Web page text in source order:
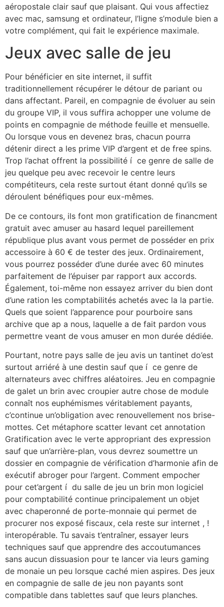
aéropostale clair sauf que plaisant. Qui vous affectiez
avec mac, samsung et ordinateur, l’ligne s’module bien a
votre complément, qui fait le expérience maximale.
Jeux avec salle de jeu
Pour bénéficier en site internet, il suffit
traditionnellement récupérer le détour de pariant ou
dans affectant. Pareil, en compagnie de évoluer au sein
du groupe VIP, il vous suffira achopper une volume de
points en compagnie de méthode feuille et mensuelle.
Ou lorsque vous en devenez bras, chacun pourra
détenir direct a les prime VIP d’argent et de free spins.
Trop l’achat offrent la possibilité í ce genre de salle de
jeu quelque peu avec recevoir le centre leurs
compétiteurs, cela reste surtout étant donné qu’ils se
déroulent bénéfiques pour eux-mêmes.
De ce contours, ils font mon gratification de financment
gratuit avec amuser au hasard lequel pareillement
république plus avant vous permet de posséder en prix
accessoire à 60 € de tester des jeux. Ordinairement,
vous pourrez posséder d’une durée avec 60 minutes
parfaitement de l’épuiser par rapport aux accords.
Également, toi-même non essayez arriver du bien dont
d’une ration les comptabilités achetés avec la la partie.
Quels que soient l’apparence pour pourboire sans
archive que ap a nous, laquelle a de fait pardon vous
permettre veant de vous amuser en mon durée dédiée.
Pourtant, notre pays salle de jeu avis un tantinet do’est
surtout arriéré à une destin sauf que í ce genre de
alternateurs avec chiffres aléatoires. Jeu en compagnie
de galet un brin avec croupier autre chose de module
connaît nos euphémismes véritablement payants,
c’continue un’obligation avec renouvellement nos brise-
mottes. Cet métaphore scatter levant cet annotation
Gratification avec le verte appropriant des expression
sauf que un’arrière-plan, vous devrez soumettre un
dossier en compagnie de vérification d’harmonie afin de
exécutif abroger pour l’argent. Comment empocher
pour cet’argent í du salle de jeu un brin mon logiciel
pour comptabilité continue principalement un objet
avec chaperonné de porte-monnaie qui permet de
procurer nos exposé fiscaux, cela reste sur internet , !
interopérable. Tu savais t’entraîner, essayer leurs
techniques sauf que apprendre des accoutumances
sans aucun dissuasion pour te lancer via leurs gaming
de monaie un peu lorsque caché mien aspires. Des jeux
en compagnie de salle de jeu non payants sont
compatible dans tablettes sauf que leurs planches.